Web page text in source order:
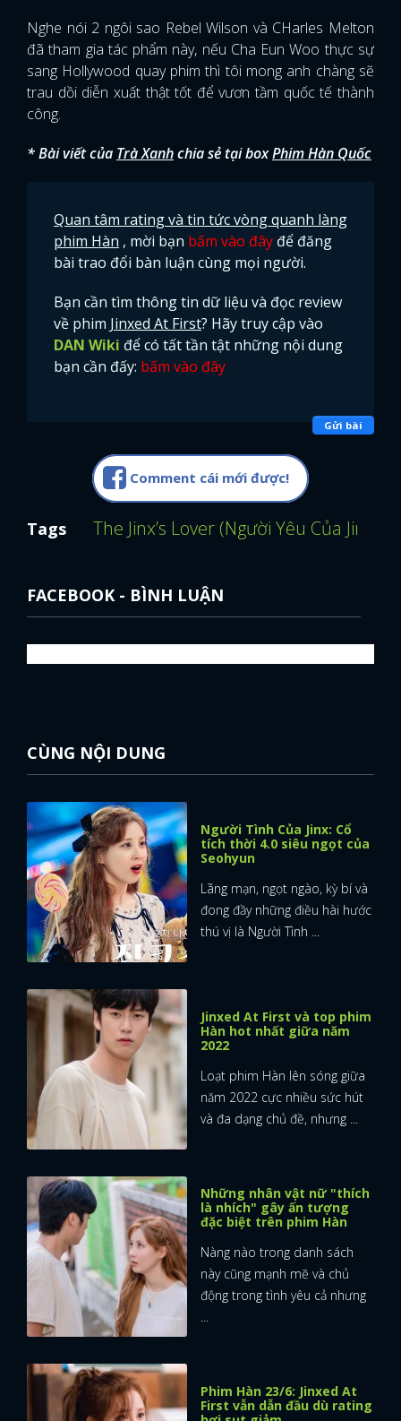
ĐĂNG NHẬP
Nghe nói 2 ngôi sao Rebel Wilson và CHarles Melton
đã tham gia tác phẩm này, nếu Cha Eun Woo thực sự
sang Hollywood quay phim thì tôi mong anh chàng sẽ
trau dồi diễn xuất thật tốt để vươn tầm quốc tế thành
công.
* Bài viết của Trà Xanhchia sẻ tại boxPhim Hàn Quốc
Quan tâm rating và tin tức vòng quanh làng
phim Hàn , mời bạn bấm vào đây để đăng
bài trao đổi bàn luận cùng mọi người.
Bạn cần tìm thông tin dữ liệu và đọc review
về phim Jinxed At First? Hãy truy cập vào
DAN Wiki để có tất tần tật những nội dung
bạn cần đấy: bấm vào đây
Gửi bài
Comment cái mới được!
Tags The Jinx’s Lover (Người Yêu Của Jinx)
FACEBOOK - BÌNH LUẬN
CÙNG NỘI DUNG
Người Tình Của Jinx: Cổ
tích thời 4.0 siêu ngọt của
Seohyun
Lãng mạn, ngọt ngào, kỳ bí và
đong đầy những điều hài hước
thú vị là Người Tình ...
Jinxed At First và top phim
Hàn hot nhất giữa năm
2022
Loạt phim Hàn lên sóng giữa
năm 2022 cực nhiều sức hút
và đa dạng chủ đề, nhưng ...
Những nhân vật nữ "thích
là nhích" gây ấn tượng
đặc biệt trên phim Hàn
Nàng nào trong danh sách
này cũng mạnh mẽ và chủ
động trong tình yêu cả nhưng
...
Phim Hàn 23/6: Jinxed At
First vẫn dẫn đầu dù rating